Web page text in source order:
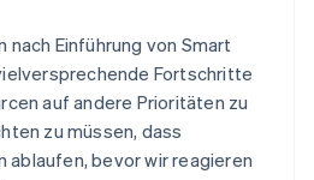
nach Einführung von Smart
Fortschritte
auf andere Prioritäten zu
zu müssen, dass
ablaufen, bevor wir reagieren